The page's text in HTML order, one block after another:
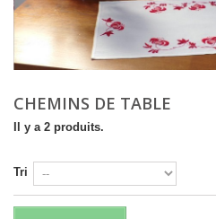
CHEMINS DE TABLE
Il y a 2 produits.
Tri